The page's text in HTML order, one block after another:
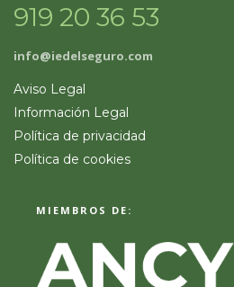
919 20 36 53
info@iedelseguro.com
Aviso Legal
Información Legal
Política de privacidad
Política de cookies
MIEMBROS DE: